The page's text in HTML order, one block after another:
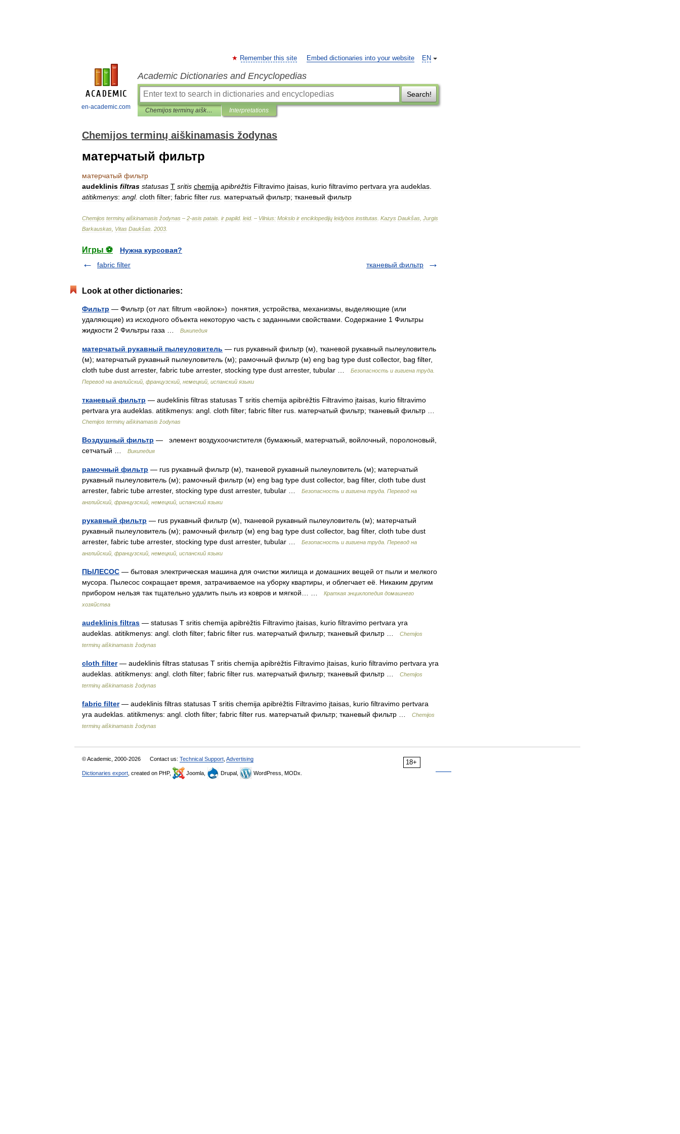
en-academic.com
EN
Remember this site Embed dictionaries into your website
Academic Dictionaries and Encyclopedias
Search!
Chemijos terminų aiškinamasis žodynas Interpretations
Chemijos terminų aiškinamasis žodynas
матерчатый фильтр
матерчатый фильтр
audeklinis filtras statusas T sritis chemija apibrėžtis Filtravimo įtaisas kurio filtravimo pertvara yra audeklas
atitikmenys: angl. cloth filter; fabric filter rus матерчатый фильтр; тканевый фильтр
Chemijos terminų aiškinamasis žodynas – 2-asis patais ir papild. leid. – Vilnius: Mokslo ir enciklopedijų leidybos institutas Kazys Daukšas Jurgis
Barkauskas Vitas Daukšas 2003
Игры ⚽
Нужна курсовая?
fabric filter
тканевый фильтр
Look at other dictionaries:
Фильтр — Фильтр (от лат. filtrum «войлок») понятия, устройства, механизмы, выделяющие (или
удаляющие) из исходного объекта некоторую часть с заданными свойствами. Содержание 1 Фильтры
жидкости 2 Фильтры газа …
Википедия
матерчатый рукавный пылеуловитель — rus рукавный фильтр (м), тканевой рукавный пылеуловитель
(м); матерчатый рукавный пылеуловитель (м); рамочный фильтр (м) eng bag type dust collector, bag filter,
cloth tube dust arrester, fabric tube arrester, stocking type dust arrester, tubular …
Безопасность и гигиена труда.
Перевод на английский, французский, немецкий, испанский языки
тканевый фильтр — audeklinis filtras statusas T sritis chemija apibrėžtis Filtravimo įtaisas, kurio filtravimo
pertvara yra audeklas. atitikmenys: angl. cloth filter; fabric filter rus. матерчатый фильтр; тканевый фильтр …
Chemijos terminų aiškinamasis žodynas
Воздушный фильтр — элемент воздухоочистителя (бумажный, матерчатый, войлочный, поролоновый,
сетчатый …
Википедия
рамочный фильтр — rus рукавный фильтр (м), тканевой рукавный пылеуловитель (м); матерчатый
рукавный пылеуловитель (м); рамочный фильтр (м) eng bag type dust collector, bag filter, cloth tube dust
arrester, fabric tube arrester, stocking type dust arrester, tubular …
Безопасность и гигиена труда. Перевод на
английский, французский, немецкий, испанский языки
рукавный фильтр — rus рукавный фильтр (м), тканевой рукавный пылеуловитель (м); матерчатый
рукавный пылеуловитель (м); рамочный фильтр (м) eng bag type dust collector, bag filter, cloth tube dust
arrester, fabric tube arrester, stocking type dust arrester, tubular …
Безопасность и гигиена труда. Перевод на
английский, французский, немецкий, испанский языки
ПЫЛЕСОС — бытовая электрическая машина для очистки жилища и домашних вещей от пыли и мелкого
мусора. Пылесос сокращает время, затрачиваемое на уборку квартиры, и облегчает её. Никаким другим
прибором нельзя так тщательно удалить пыль из ковров и мягкой… …
Краткая энциклопедия домашнего
хозяйства
audeklinis filtras — statusas T sritis chemija apibrėžtis Filtravimo įtaisas, kurio filtravimo pertvara yra
audeklas. atitikmenys: angl. cloth filter; fabric filter rus. матерчатый фильтр; тканевый фильтр …
Chemijos
terminų aiškinamasis žodynas
cloth filter— audeklinis filtras statusas T sritis chemija apibrėžtis Filtravimo įtaisas, kurio filtravimo pertvara yra
audeklas. atitikmenys: angl. cloth filter; fabric filter rus. матерчатый фильтр; тканевый фильтр …
Chemijos
terminų aiškinamasis žodynas
fabric filter— audeklinis filtras statusas T sritis chemija apibrėžtis Filtravimo įtaisas, kurio filtravimo pertvara
yra audeklas. atitikmenys: angl. cloth filter; fabric filter rus. матерчатый фильтр; тканевый фильтр …
Chemijos
terminų aiškinamasis žodynas
18+
© Academic, 2000-2026 Contact us: Technical Support Advertising
Dictionaries export , created on PHP, Joomla, Drupal, WordPress, MODx.